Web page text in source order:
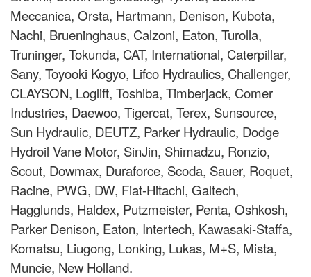
Meccanica, Orsta, Hartmann, Denison, Kubota,
Nachi, Brueninghaus, Calzoni, Eaton, Turolla,
Truninger, Tokunda, CAT, International, Caterpillar,
Sany, Toyooki Kogyo, Lifco Hydraulics, Challenger,
CLAYSON, Loglift, Toshiba, Timberjack, Comer
Industries, Daewoo, Tigercat, Terex, Sunsource,
Sun Hydraulic, DEUTZ, Parker Hydraulic, Dodge
Hydroil Vane Motor, SinJin, Shimadzu, Ronzio,
Scout, Dowmax, Duraforce, Scoda, Sauer, Roquet,
Racine, PWG, DW, Fiat-Hitachi, Galtech,
Hagglunds, Haldex, Putzmeister, Penta, Oshkosh,
Parker Denison, Eaton, Intertech, Kawasaki-Staffa,
Komatsu, Liugong, Lonking, Lukas, M+S, Mista,
Muncie, New Holland.